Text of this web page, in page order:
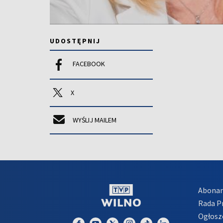
UDOSTĘPNIJ
FACEBOOK
X
WYŚLIJ MAILEM
Rada